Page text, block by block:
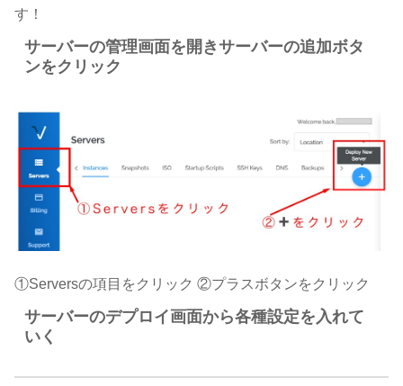
す！
サーバーの管理画面を開きサーバーの追加ボタ
ンをクリック
①Serversの項目をクリック ②プラスボタンをクリック
サーバーのデプロイ画面から各種設定を入れて
いく